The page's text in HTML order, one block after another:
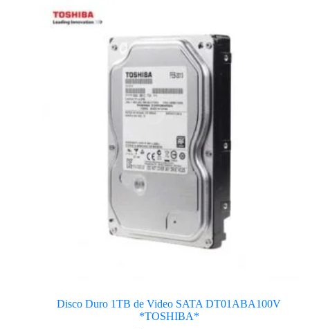
Disco Duro 1TB de Video SATA DT01ABA100V
*TOSHIBA*